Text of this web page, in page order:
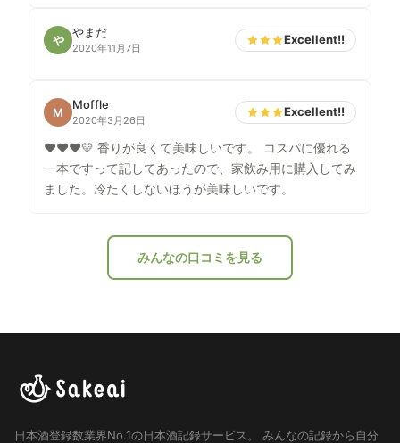
や
やまだ
2020年11月7日
Excellent!!
M
Moffle
2020年3月26日
Excellent!!
❤️❤️❤️💛 香りが良くて美味しいです。 コスパに優れる
一本ですって記してあったので、家飲み用に購入してみ
ました。冷たくしないほうが美味しいです。
みんなの口コミを見る
日本酒登録数業界No.1の日本酒記録サービス。
みんなの記録から自分